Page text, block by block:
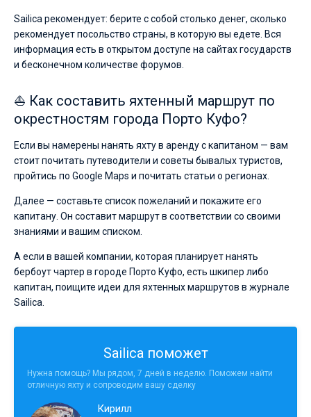
Sailica рекомендует: берите с собой столько денег, сколько
рекомендует посольство страны, в которую вы едете. Вся
информация есть в открытом доступе на сайтах государств
и бесконечном количестве форумов.
⛵ Как составить яхтенный маршрут по
окрестностям города Порто Куфо?
Если вы намерены нанять яхту в аренду с капитаном — вам
стоит почитать путеводители и советы бывалых туристов,
пройтись по Google Maps и почитать статьи о регионах.
Далее — составьте список пожеланий и покажите его
капитану. Он составит маршрут в соответствии со своими
знаниями и вашим списком.
А если в вашей компании, которая планирует нанять
бербоут чартер в городе Порто Куфо, есть шкипер либо
капитан, поищите идеи для яхтенных маршрутов в журнале
Sailica.
Sailica поможет
Нужна помощь? Мы рядом, 7 дней в неделю. Поможем найти
отличную яхту и сопроводим вашу сделку
Кирилл